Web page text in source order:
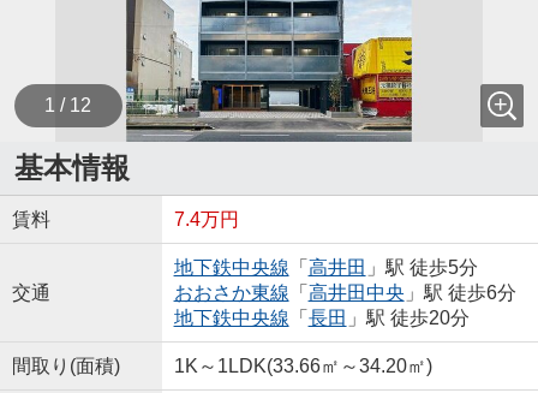
1 / 12
基本情報
賃料 7.4万円
交通
地下鉄中央線 「 高井田 」駅 徒歩5分
おおさか東線 「 高井田中央 」駅 徒歩6分
地下鉄中央線 「 長田 」駅 徒歩20分
間取り(面積) 1K～1LDK(33.66㎡～34.20㎡)